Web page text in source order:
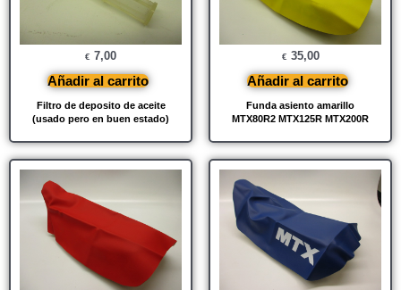
Filtro de deposito de aceite
(usado pero en buen estado)
€ 7,00
Añadir al carrito
Funda asiento amarillo
MTX80R2 MTX125R MTX200R
€ 35,00
Añadir al carrito